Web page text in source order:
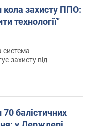
кола захисту ППО:
технології"
система
захисту від
балістичних